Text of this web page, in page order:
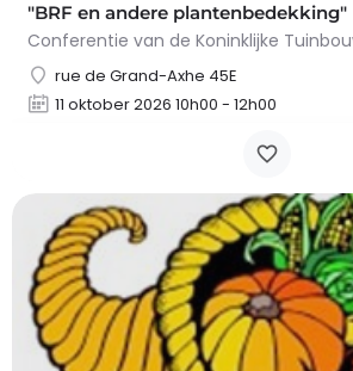
"BRF en andere plantenbedekking"
rue de Grand-Axhe 45E
11 oktober 2026 10h00 - 12h00